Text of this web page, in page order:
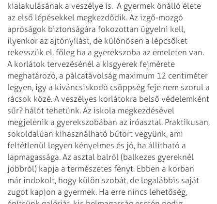
kialakulásának a veszélye is. A gyermek önálló élete
az első lépésekkel megkezdődik. Az izgő-mozgó
apróságok biztonságára fokozottan ügyelni kell,
ilyenkor az ajtónyílást, de különösen a lépcsőket
rekesszük el, főleg ha a gyerekszoba az emeleten van.
A korlátok tervezésénél a kisgyerek fejmérete
meghatározó, a pálcatávolság maximum 12 centiméter
legyen, így a kíváncsiskodó csöppség feje nem szorul a
rácsok közé. A veszélyes korlátokra belső védelemként
sűr? hálót tehetünk. Az iskola megkezdésével
megjelenik a gyerekszobában az íróasztal. Praktikusan,
sokoldalúan kihasználható bútort vegyünk, ami
feltétlenül legyen kényelmes és jó, ha állítható a
lapmagassága. Az asztal balról (balkezes gyereknél
jobbról) kapja a természetes fényt. Ebben a korban
már indokolt, hogy külön szobát, de legalábbis saját
zugot kapjon a gyermek. Ha erre nincs lehetőség,